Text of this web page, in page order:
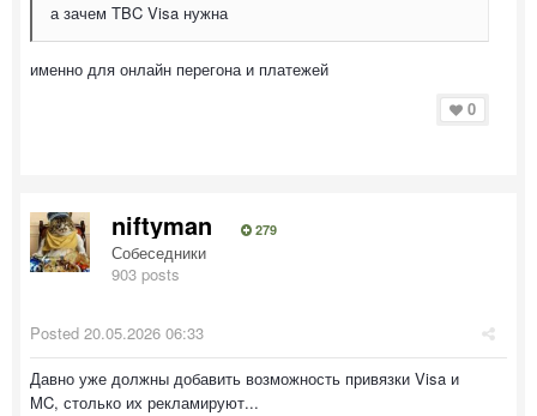
а зачем TBC Visa нужна
именно для онлайн перегона и платежей
0
niftyman 279
Собеседники
903 posts
Posted 20.05.2026 06:33
Давно уже должны добавить возможность привязки Visa и
MC, столько их рекламируют...